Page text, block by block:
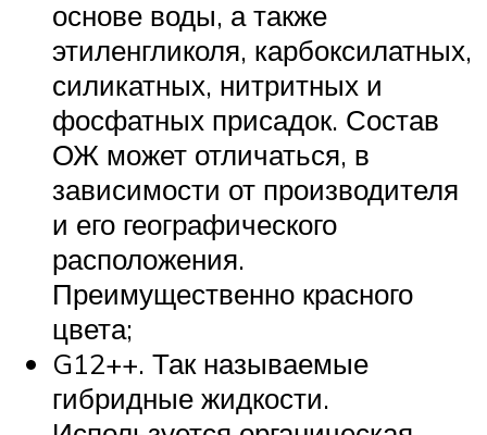
основе воды, а также
этиленгликоля, карбоксилатных,
силикатных, нитритных и
фосфатных присадок. Состав
ОЖ может отличаться, в
зависимости от производителя
и его географического
расположения.
Преимущественно красного
цвета;
G12++. Так называемые
гибридные жидкости.